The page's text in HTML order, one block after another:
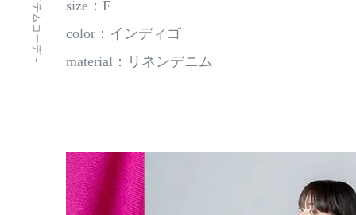
size：F
color：インディゴ
material：リネンデニム